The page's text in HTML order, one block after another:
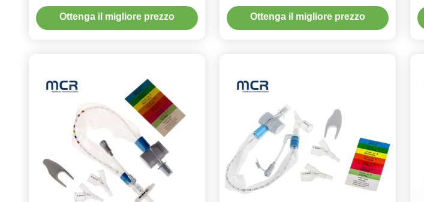
neonatali/pediatrici tipo 24H
Ottenga il migliore prezzo
aspirazione a respirazione
Ottenga il migliore prezzo